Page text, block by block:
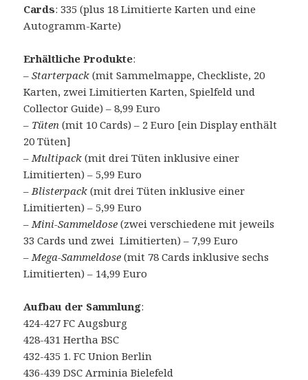
Cards: 335 (plus 18 Limitierte Karten und eine
Autogramm-Karte)
Erhältliche Produkte:
–Starterpack (mit Sammelmappe, Checkliste, 20
Karten, zwei Limitierten Karten, Spielfeld und
Collector Guide) – 8,99 Euro
– Tüten (mit 10 Cards) – 2 Euro [ein Display enthält
20 Tüten]
– Multipack (mit drei Tüten inklusive einer
Limitierten) – 5,99 Euro
– Blisterpack (mit drei Tüten inklusive einer
Limitierten) – 5,99 Euro
– Mini-Sammeldose (zwei verschiedene mit jeweils
33 Cards und zwei Limitierten) – 7,99 Euro
– Mega-Sammeldose (mit 78 Cards inklusive sechs
Limitierten) – 14,99 Euro
Aufbau der Sammlung:
424-427 FC Augsburg
428-431 Hertha BSC
432-435 1. FC Union Berlin
436-439 DSC Arminia Bielefeld